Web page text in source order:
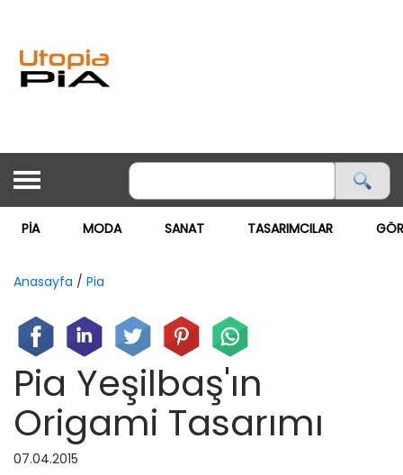
ANASAYFA
PİA
MODA ▽
SANAT
TASARIMCILAR
GÖRSEL MAĞAZACILIK
EĞİTİM
SEYAHAT
PİA MODA SANAT TASARIMCILAR
Anasayfa / Pia
Pia Yeşilbaş'ın
Origami Tasarımı
07.04.2015